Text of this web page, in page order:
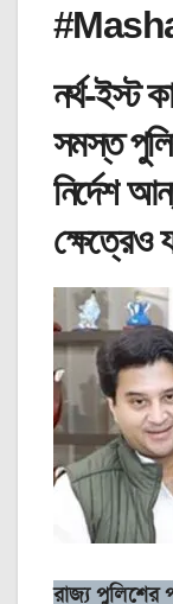
নর্থ-ইস্ট
সমস্ত
নির্দেশ
ক্ষেত্রেও
রাজ্য পুলিশের